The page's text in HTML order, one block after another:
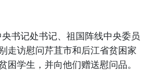
央书记处书记、祖国阵线中央委员
走访慰问芹苴市和后江省贫困家
困学生，并向他们赠送慰问品。